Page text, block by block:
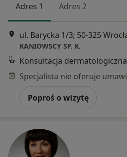
Adres 1 Adres 2
KANIOWSCY SP. K.
Konsultacja dermatologiczna
Poproś o wizytę